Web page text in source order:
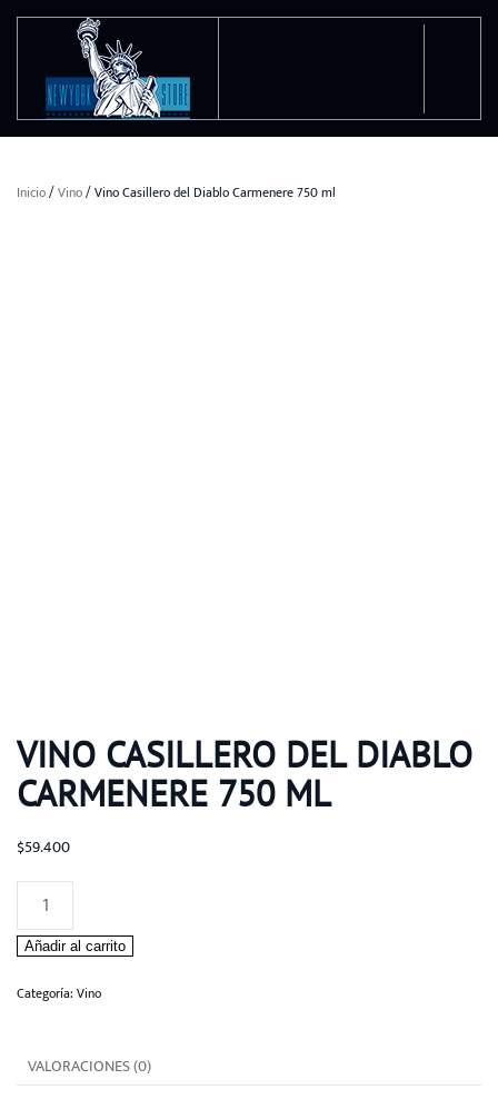
Ir al contenido principal
Inicio/Vino/ Vino Casillero del Diablo Carmenere 750 ml
VINO CASILLERO DEL DIABLO
CARMENERE 750 ML
$59.400
Vino
Casillero
del
Diablo
ml
Añadir al carrito
Categoría: Vino
VALORACIONES (0)